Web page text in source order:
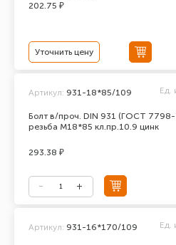
202.75 ₽
Уточнить цену
Болт в/проч. DIN 931 (ГОСТ
резьба М18*85 кл.пр.10.9 цинк
Артикул: 931-18*85/109 Ед.
293.38 ₽
Артикул: 931-16*170/109 Ед.